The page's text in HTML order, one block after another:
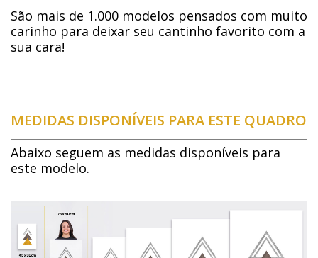
São mais de 1.000 modelos pensados com muito
carinho para deixar seu cantinho favorito com a
sua cara!
MEDIDAS DISPONÍVEIS PARA ESTE QUADRO
Abaixo seguem as medidas disponíveis para
este modelo.